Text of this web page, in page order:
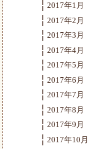
2017年1月
2017年2月
2017年3月
2017年4月
2017年5月
2017年6月
2017年7月
2017年8月
2017年9月
2017年10月